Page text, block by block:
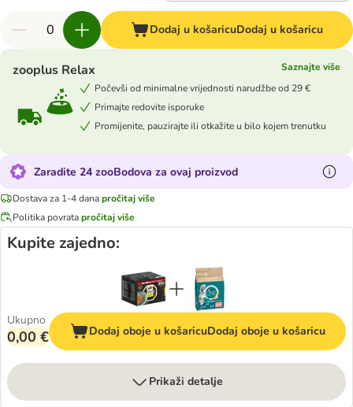
Dodaj u košaricuDodaj u košaricu
zooplus Relax
Saznajte više
Počevši od minimalne vrijednosti narudžbe od 29 €
Primajte redovite isporuke
Promijenite, pauzirajte ili otkažite u bilo kojem trenutku
Zaradite 24 zooBodova za ovaj proizvod
Dostava za 1-4 danapročitaj više
Politika povratapročitaj više
Kupite zajedno:
Ukupno
0,00 € Dodaj oboje u košaricuDodaj oboje u košaricu
Prikaži detalje